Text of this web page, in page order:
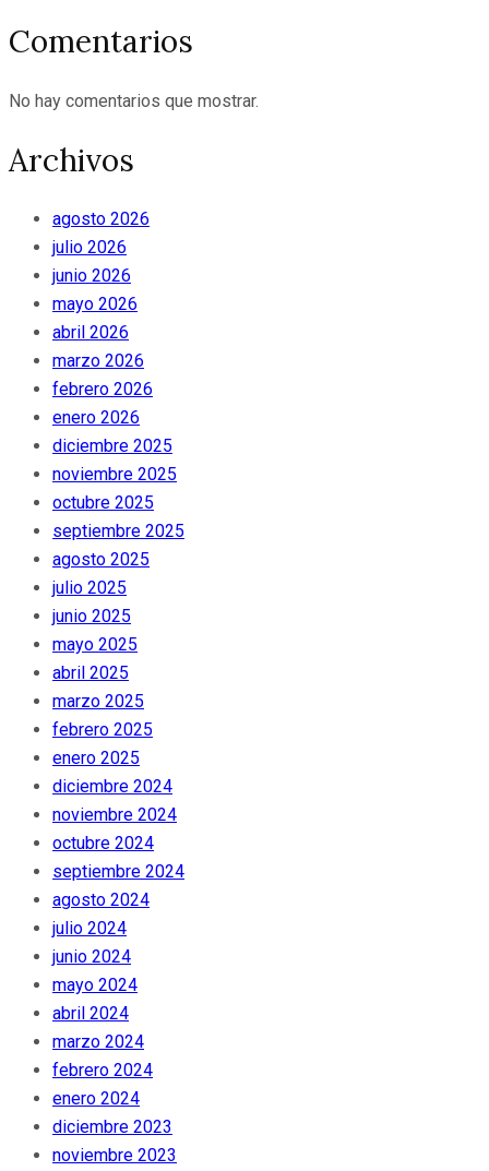
Comentarios
No hay comentarios que mostrar.
Archivos
agosto 2026
julio 2026
junio 2026
mayo 2026
abril 2026
marzo 2026
febrero 2026
enero 2026
diciembre 2025
noviembre 2025
octubre 2025
septiembre 2025
agosto 2025
julio 2025
junio 2025
mayo 2025
abril 2025
marzo 2025
febrero 2025
enero 2025
diciembre 2024
noviembre 2024
octubre 2024
septiembre 2024
agosto 2024
julio 2024
junio 2024
mayo 2024
abril 2024
marzo 2024
febrero 2024
enero 2024
diciembre 2023
noviembre 2023